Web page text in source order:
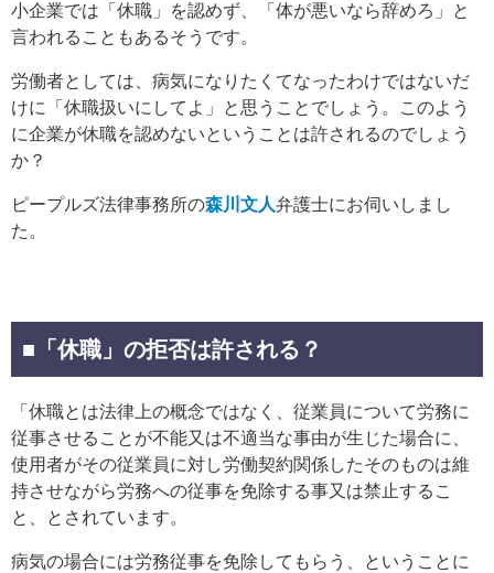
小企業では「休職」を認めず、「体が悪いなら辞めろ」と
言われることもあるそうです。
労働者としては、病気になりたくてなったわけではないだ
けに「休職扱いにしてよ」と思うことでしょう。このよう
に企業が休職を認めないということは許されるのでしょう
か？
ピープルズ法律事務所の森川文人弁護士にお伺いしまし
た。
■「休職」の拒否は許される？
「休職とは法律上の概念ではなく、従業員について労務に
従事させることが不能又は不適当な事由が生じた場合に、
使用者がその従業員に対し労働契約関係したそのものは維
持させながら労務への従事を免除する事又は禁止するこ
と、とされています。
病気の場合には労務従事を免除してもらう、ということに